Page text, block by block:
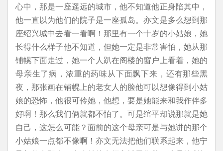
心中，那是一座遥远的城市，他不知道他正身陷其中，
他一直以为他们的院子是一座孤岛。亦文是多么想到那
座绍兴城中去看一看啊！那里有一个十岁的小姑娘，她
长得什么样子他不知道，但她一定是非常害怕，她从那
铺幌下面走过，她一个人趴在阁楼的窗户上看着，她的
母亲生了病，浓重的药味从下面飘下来，还有那些黑
夜，那张画在铺幌上的老女人的脸他可以想像得到小姑
娘的恐怖，他很可伶她，他想，要是她能来和我作伴多
好啊！那么我们俩就都不怕了。可是绾平却说那就是她
自己，这怎么可能？面前的这个母亲可是与她讲的那个
小姑娘一点都不像啊！亦文无法把他们联系起来，他宁